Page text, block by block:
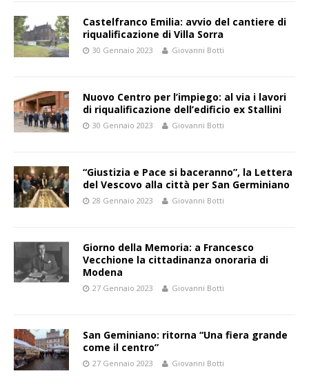
Castelfranco Emilia: avvio del cantiere di
riqualificazione di Villa Sorra
30 Gennaio 2023 Giovanni Botti
Nuovo Centro per l’impiego: al via i lavori
di riqualificazione dell’edificio ex Stallini
30 Gennaio 2023 Giovanni Botti
“Giustizia e Pace si baceranno”, la Lettera
del Vescovo alla città per San Germiniano
28 Gennaio 2023 Giovanni Botti
Giorno della Memoria: a Francesco
Vecchione la cittadinanza onoraria di
Modena
27 Gennaio 2023 Giovanni Botti
San Geminiano: ritorna “Una fiera grande
come il centro”
27 Gennaio 2023 Giovanni Botti